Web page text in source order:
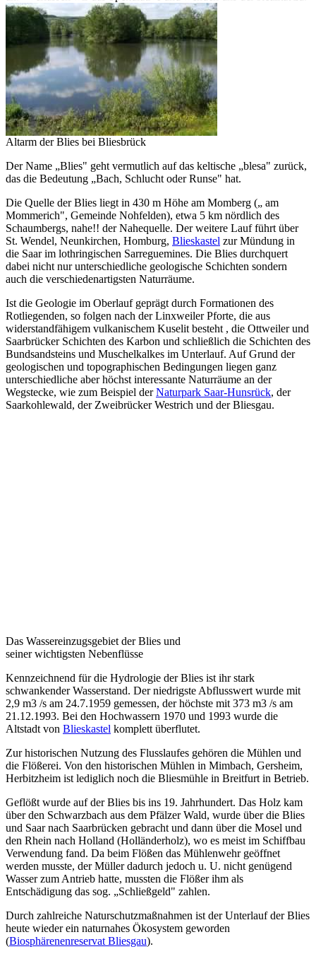
Altarm der Blies bei Bliesbrück
Der Name „Blies" geht vermutlich auf das keltische „blesa" zurück,
das die Bedeutung „Bach, Schlucht oder Runse" hat.
Die Quelle der Blies liegt in 430 m Höhe am Momberg („ am
Mommerich", Gemeinde Nohfelden), etwa 5 km nördlich des
Schaumbergs, nahe!! der Nahequelle. Der weitere Lauf führt über
St. Wendel, Neunkirchen, Homburg, Blieskastel zur Mündung in
die Saar im lothringischen Sarreguemines. Die Blies durchquert
dabei nicht nur unterschiedliche geologische Schichten sondern
auch die verschiedenartigsten Naturräume.
Ist die Geologie im Oberlauf geprägt durch Formationen des
Rotliegenden, so folgen nach der Linxweiler Pforte, die aus
widerstandfähigem vulkanischem Kuselit besteht , die Ottweiler und
Saarbrücker Schichten des Karbon und schließlich die Schichten des
Bundsandsteins und Muschelkalkes im Unterlauf. Auf Grund der
geologischen und topographischen Bedingungen liegen ganz
unterschiedliche aber höchst interessante Naturräume an der
Wegstecke, wie zum Beispiel derNaturpark Saar-Hunsrück, der
Saarkohlewald, der Zweibrücker Westrich und der Bliesgau.
Das Wassereinzugsgebiet der Blies und
seiner wichtigsten Nebenflüsse
Kennzeichnend für die Hydrologie der Blies ist ihr stark
schwankender Wasserstand. Der niedrigste Abflusswert wurde mit
2,9 m3 /s am 24.7.1959 gemessen, der höchste mit 373 m3 /s am
21.12.1993. Bei den Hochwassern 1970 und 1993 wurde die
Altstadt von Blieskastel komplett überflutet.
Zur historischen Nutzung des Flusslaufes gehören die Mühlen und
die Flößerei. Von den historischen Mühlen in Mimbach, Gersheim,
Herbitzheim ist lediglich noch die Bliesmühle in Breitfurt in Betrieb.
Geflößt wurde auf der Blies bis ins 19. Jahrhundert. Das Holz kam
über den Schwarzbach aus dem Pfälzer Wald, wurde über die Blies
und Saar nach Saarbrücken gebracht und dann über die Mosel und
den Rhein nach Holland (Holländerholz), wo es meist im Schiffbau
Verwendung fand. Da beim Flößen das Mühlenwehr geöffnet
werden musste, der Müller dadurch jedoch u. U. nicht genügend
Wasser zum Antrieb hatte, mussten die Flößer ihm als
Entschädigung das sog. „Schließgeld" zahlen.
Durch zahlreiche Naturschutzmaßnahmen ist der Unterlauf der Blies
heute wieder ein naturnahes Ökosystem geworden
(Biosphärenenreservat Bliesgau).